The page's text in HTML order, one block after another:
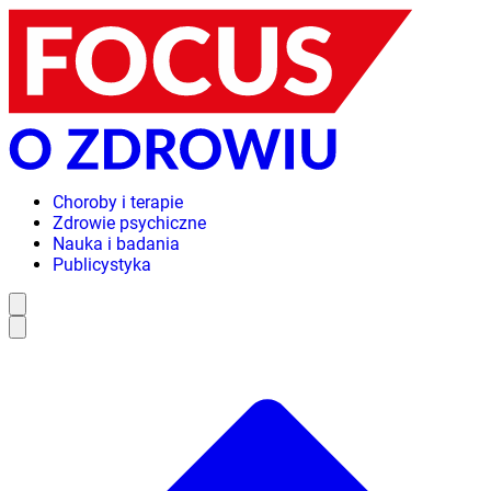
Choroby i terapie
Zdrowie psychiczne
Nauka i badania
Publicystyka